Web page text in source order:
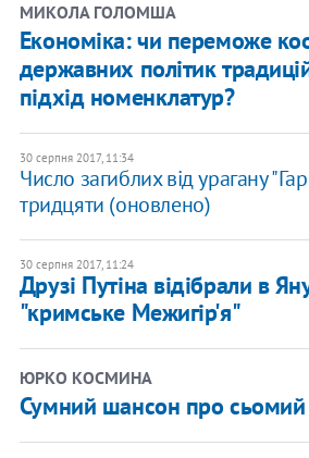
МИКОЛА ГОЛОМША
Економіка: чи переможе
державних політик
підхід номенклатур?
30 серпня 2017, 11:34
Число загиблих від урагану
тридцяти (оновлено)
30 серпня 2017, 11:24
Друзі Путіна відібрали в
"кримське Межигір'я"
ЮРКО КОСМИНА
Сумний шансон про